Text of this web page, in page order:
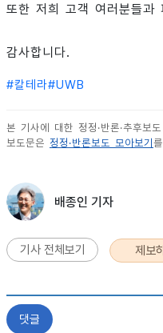
또한 저희 고객 여러분들과
감사합니다.
#칼테라#UWB
본 기사에 대한 정정·반론·추후보
보도문은 정정·반론보도 모아보기
배종인 기자
기사 전체보기 제보
댓글